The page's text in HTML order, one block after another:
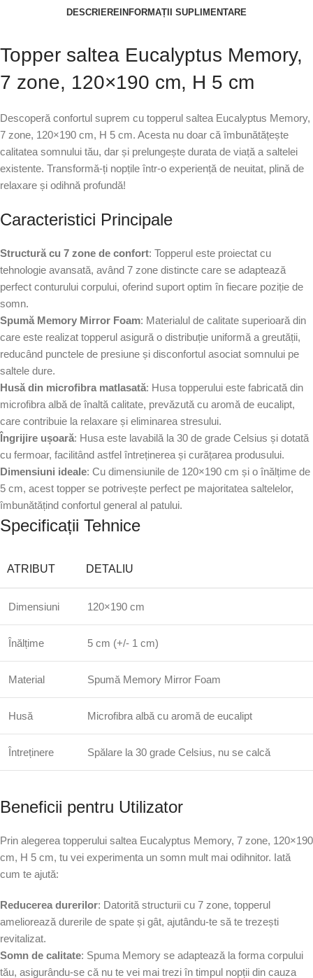
DESCRIERE INFORMAȚII SUPLIMENTARE
Topper saltea Eucalyptus Memory,
7 zone, 120×190 cm, H 5 cm
Descoperă confortul suprem cu topperul saltea Eucalyptus Memory,
7 zone, 120×190 cm, H 5 cm. Acesta nu doar că îmbunătățește
calitatea somnului tău, dar și prelungește durata de viață a saltelei
existente. Transformă-ți nopțile într-o experiență de neuitat, plină de
relaxare și odihnă profundă!
Caracteristici Principale
Structură cu 7 zone de confort: Topperul este proiectat cu
tehnologie avansată, având 7 zone distincte care se adaptează
perfect conturului corpului, oferind suport optim în fiecare poziție de
somn.
Spumă Memory Mirror Foam: Materialul de calitate superioară din
care este realizat topperul asigură o distribuție uniformă a greutății,
reducând punctele de presiune și disconfortul asociat somnului pe
saltele dure.
Husă din microfibra matlasată: Husa topperului este fabricată din
microfibra albă de înaltă calitate, prevăzută cu aromă de eucalipt,
care contribuie la relaxare și eliminarea stresului.
Îngrijire ușoară: Husa este lavabilă la 30 de grade Celsius și dotată
cu fermoar, facilitând astfel întreținerea și curățarea produsului.
Dimensiuni ideale: Cu dimensiunile de 120×190 cm și o înălțime de
5 cm, acest topper se potrivește perfect pe majoritatea saltelelor,
îmbunătățind confortul general al patului.
Specificații Tehnice
ATRIBUT DETALIU
Dimensiuni 120×190 cm
Înălțime 5 cm (+/- 1 cm)
Material Spumă Memory Mirror Foam
Husă Microfibra albă cu aromă de eucalipt
Întreținere Spălare la 30 grade Celsius, nu se calcă
Beneficii pentru Utilizator
Prin alegerea topperului saltea Eucalyptus Memory, 7 zone, 120×190
cm, H 5 cm, tu vei experimenta un somn mult mai odihnitor. Iată
cum te ajută:
Reducerea durerilor: Datorită structurii cu 7 zone, topperul
ameliorează durerile de spate și gât, ajutându-te să te trezești
revitalizat.
Somn de calitate: Spuma Memory se adaptează la forma corpului
tău, asigurându-se că nu te vei mai trezi în timpul nopții din cauza